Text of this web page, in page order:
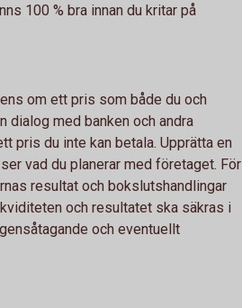
100 % bra innan du kritar på
om ett pris som både du och
dialog med banken och andra
pris du inte kan betala. Upprätta en
vad du planerar med företaget. För
resultat och bokslutshandlingar
och resultatet ska säkras i
och eventuellt